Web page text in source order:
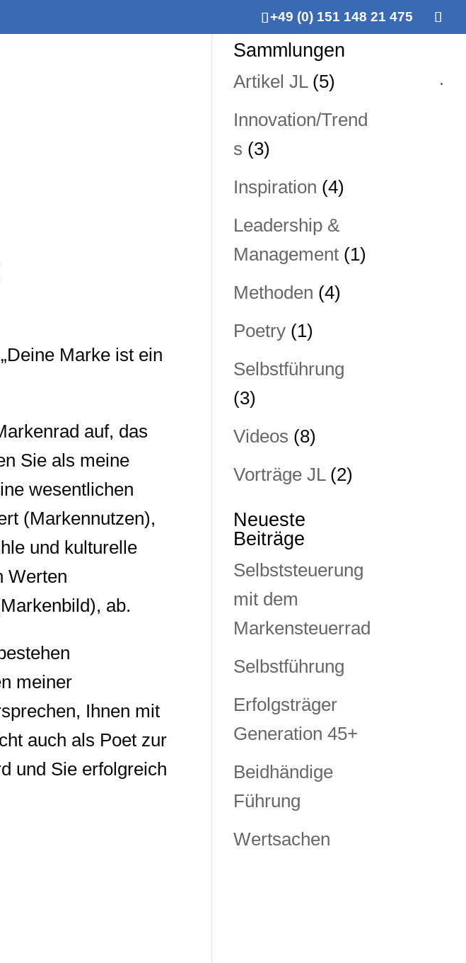
+49 (0) 151 148 21 475
.
Marke ist ein
auf, das
Sie als meine
wesentlichen
(Markennutzen),
und kulturelle
Werten
ab.
meiner
Ihnen mit
auch als Poet zur
und Sie erfolgreich
Sammlungen
Artikel JL(5)
Innovation/Trend
s (3)
Inspiration (4)
Leadership &
Management (1)
Methoden (4)
Poetry (1)
Selbstführung
(3)
Videos (8)
Vorträge JL(2)
Neueste
Beiträge
Selbststeuerung
mit dem
Markensteuerrad
Selbstführung
Erfolgsträger
Generation 45+
Beidhändige
Führung
Wertsachen